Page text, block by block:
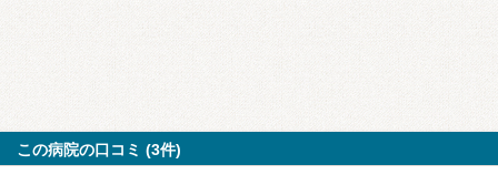
この病院の口コミ (3件)